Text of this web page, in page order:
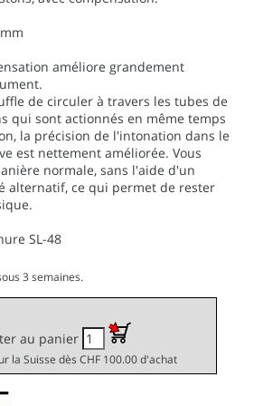
améliore grandement
de circuler à travers les tubes de
qui sont actionnés en même temps
la précision de l'intonation dans le
est nettement améliorée. Vous
normale, sans l'aide d'un
alternatif, ce qui permet de rester
SL-48
3 semaines.
au panier
la Suisse dès CHF 100.00 d'achat